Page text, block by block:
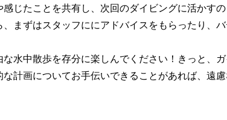
じたことを共有し、次回のダイビングに活かすの
まずはスタッフににアドバイスをもらったり、
水中散歩を存分に楽しんでください！きっと、
計画についてお手伝いできることがあれば、遠慮